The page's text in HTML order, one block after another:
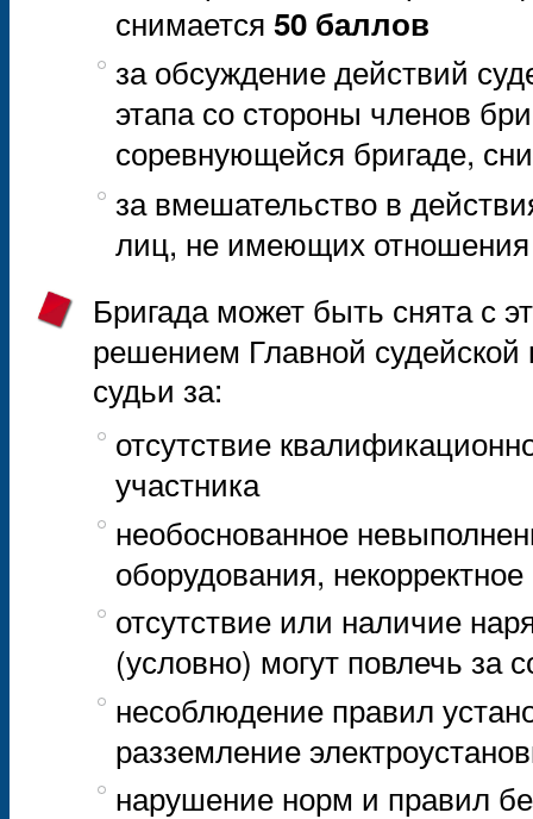
снимается50 баллов
за обсуждение действий
этапа со стороны членов
соревнующейся бригаде,
за вмешательство в
лиц, не имеющих отношения
Бригада может быть снята с
решением Главной
судьи за:
отсутствие
участника
необоснованное
оборудования,
отсутствие или наличие
(условно) могут повлечь за
несоблюдение правил
разземление
нарушение норм и правил